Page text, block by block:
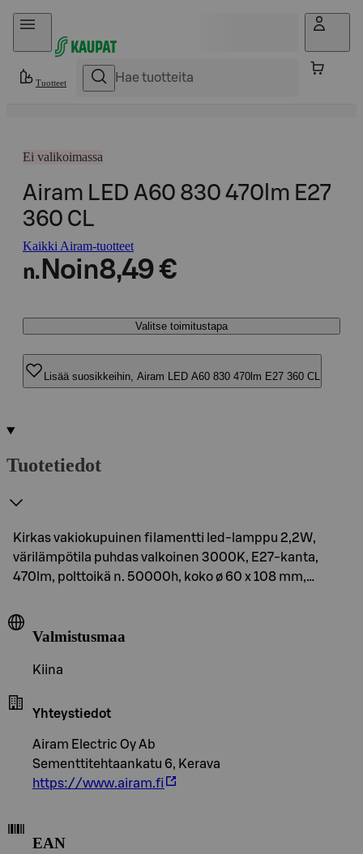
Hyppää sisältöön
Tuotteet
Ei valikoimassa
Airam LED A60 830 470lm E27
360 CL
Kaikki Airam-tuotteet
n. Noin8,49 €
Valitse toimitustapa
Lisää suosikkeihin, Airam LED A60 830 470lm E27 360 CL
Tuotetiedot
Kirkas vakiokupuinen filamentti led-lamppu 2,2W,
värilämpötila puhdas valkoinen 3000K, E27-kanta,
470lm, polttoikä n. 50000h, koko ø 60 x 108 mm,…
Valmistusmaa
Kiina
Yhteystiedot
Airam Electric Oy Ab
Sementtitehtaankatu 6, Kerava
https://www.airam.fi
EAN